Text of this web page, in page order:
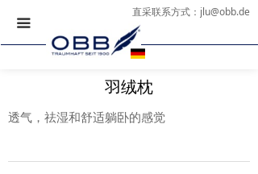
끀
直采联系方式： jlu@obb.de
羽绒枕
透气，祛湿和舒适躺卧的感觉